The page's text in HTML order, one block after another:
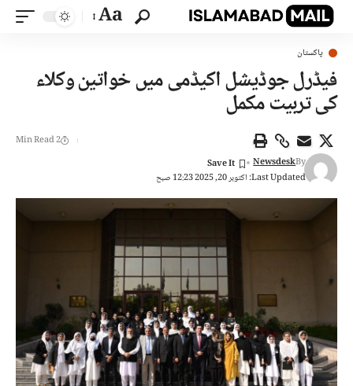
Aa
پاکستان
فیڈرل جوڈیشل اکیڈمی میں خواتین وکلاء
کی تربیت مکمل
Last Updated: اکتوبر 20, 2025 12:23 صبح
By
Newsdesk
2 Min Read